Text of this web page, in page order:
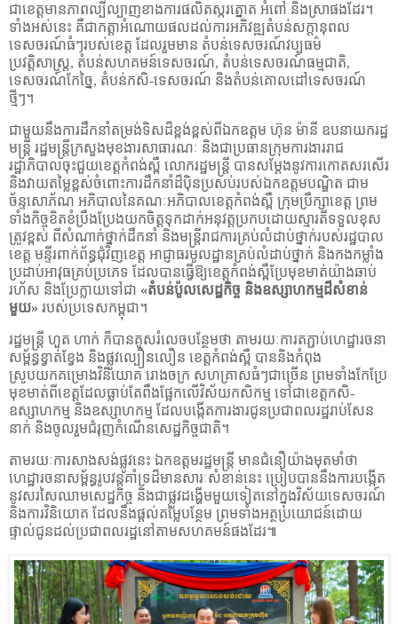
ជាខេត្តមានភាពល្បីល្បាញខាងការផលិតស្ករត្នោត អំពៅ និងស្រាផងដែរ។
ទាំងអស់នេះ គឺជាកត្តាអំណោយផលដល់ការអភិវឌ្ឍតំបន់សក្តានុពល
ទេសចរណ៍ធំៗរបស់ខេត្ត ដែលរួមមាន តំបន់ទេសចរណ៍វប្បធម៌
ប្រវត្តិសាស្ត្រ, តំបន់សហគមន៍ទេសចរណ៍, តំបន់ទេសចរណ៍ធម្មជាតិ,
ទេសចរណ៍កែច្នៃ, តំបន់កសិ-ទេសចរណ៍ និងតំបន់គោលដៅទេសចរណ៍
ថ្មីៗ។
ជាមួយនឹងការដឹកនាំតម្រង់ទិសដ៏ខ្ពង់ខ្ពស់ពីឯកឧត្តម ហ៊ុន ម៉ានី ឧបនាយករដ្ឋ
មន្ត្រី រដ្ឋមន្ត្រីក្រសួងមុខងារសាធារណៈ និងជាប្រធានក្រុមការងាររាជ
រដ្ឋាភិបាលចុះជួយខេត្តកំពង់ស្ពឺ លោករដ្ឋមន្ត្រី បានសម្តែងនូវការកោតសរសើរ
និងវាយតម្លៃខ្ពស់ចំពោះការដឹកនាំដ៏ប៉ិនប្រសប់របស់ឯកឧត្តមបណ្ឌិត ជាម
ច័ន្ទសោភ័ណ អភិបាលនៃគណៈអភិបាលខេត្តកំពង់ស្ពឺ ក្រុមប្រឹក្សាខេត្ត ព្រម
ទាំងកិច្ចខិតខំប្រឹងប្រែងយកចិត្តទុកដាក់អនុវត្តប្រកបដោយស្មារតីទទួលខុស
ត្រូវខ្ពស់ ពីសំណាក់ថ្នាក់ដឹកនាំ និងមន្ត្រីរាជការគ្រប់លំដាប់ថ្នាក់របស់រដ្ឋបាល
ខេត្ត មន្ទីរពាក់ព័ន្ធជុំវិញខេត្ត អាជ្ញាធរមូលដ្ឋានគ្រប់លំដាប់ថ្នាក់ និងកងកម្លាំង
ប្រដាប់អាវុធគ្រប់ប្រភេទ ដែលបានធ្វើឱ្យខេត្តកំពង់ស្ពឺប្រែមុខមាត់យ៉ាងឆាប់
រហ័ស និងប្រែក្លាយទៅជា «តំបន់ប៉ូលសេដ្ឋកិច្ច និងឧស្សាហកម្មដ៏សំខាន់
មួយ» របស់ប្រទេសកម្ពុជា។
រដ្ឋមន្ត្រី ហួត ហាក់ ក៏បានគូសរំលេចបន្ថែមថា តាមរយៈការតភ្ជាប់ហេដ្ឋារចនា
សម្ព័ន្ធខ្វាត់ខ្វែង និងផ្លូវល្បឿនលឿន ខេត្តកំពង់ស្ពឺ បាននិងកំពុង
ស្រូបយកគម្រោងវិនិយោគ រោងចក្រ សហគ្រាសធំៗជាច្រើន ព្រមទាំងកែប្រែ
មុខមាត់ពីខេត្តដែលធ្លាប់តែពឹងផ្អែកលើវិស័យកសិកម្ម ទៅជាខេត្តកសិ-
ឧស្សាហកម្ម និងឧស្សាហកម្ម ដែលបង្កើតការងារជូនប្រជាពលរដ្ឋរាប់សែន
នាក់ និងចូលរួមជំរុញកំណើនសេដ្ឋកិច្ចជាតិ។
តាមរយៈការសាងសង់ផ្លូវនេះ ឯកឧត្តមរដ្ឋមន្ត្រី មានជំនឿយ៉ាងមុតមាំថា
ហេដ្ឋារចនាសម្ព័ន្ធរូបវន្តគាំទ្រដ៏មានសារៈសំខាន់នេះ ប្រៀបបាននឹងការបង្កើត
នូវសរសៃឈាមសេដ្ឋកិច្ច និងជាផ្លូវដង្ហើមមួយទៀតនៅក្នុងវិស័យទេសចរណ៍
និងការវិនិយោគ ដែលនឹងផ្តល់តម្លៃបន្ថែម ព្រមទាំងអត្ថប្រយោជន៍ដោយ
ផ្ទាល់ជូនដល់ប្រជាពលរដ្ឋនៅតាមសហគមន៍ផងដែរ៕